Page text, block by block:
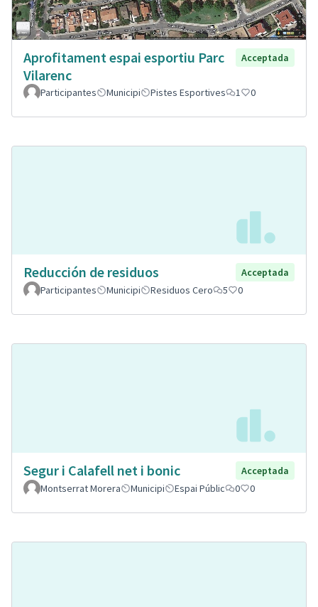
Aprofitament espai esportiu Parc
Vilarenc
Acceptada
Participantes Municipi Pistes Esportives 1 0
Reducción de residuos
Acceptada
Participantes
Municipi Residuos Cero 5 0
Segur i Calafell net i bonic
Acceptada
Montserrat Morera
Municipi Espai Públic 0 0